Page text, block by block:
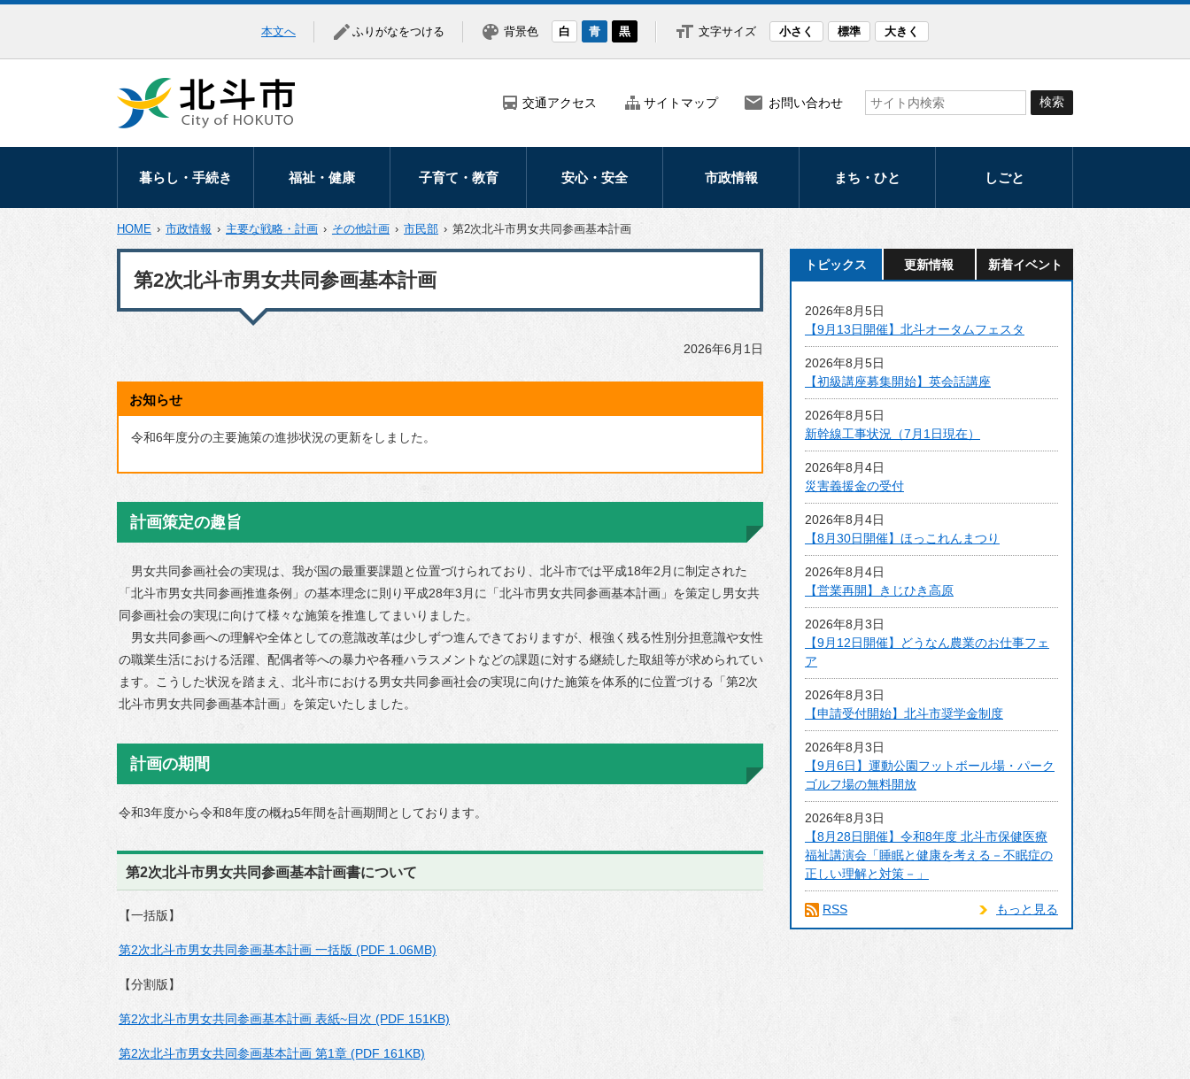
本文へ ふりがなをつける 背景色 白 青 黒 文字サイズ 小さく 標準 大きく
交通アクセス サイトマップ お問い合わせ
暮らし・手続き
暮らしの相談
届出・証明
コミュニティ
川・道路
上下水道
情報化推進
多様な性の取り組
物価高騰等対策生
福祉・健康
高齢者福祉
医療助成
補助制度
子育て・教育
妊娠・出産
子育て支援
安心・安全
防災
市政情報
広報・広聴
個人情報保護
例規集
まち・ひと
まつり・イベント
文化
音楽のまち・ほく
と
しごと
労働支援
入札・契約
HOME › 市政情報 › 主要な戦略・計画 › その他計画 › 市民部 › 第2次北斗市男女共同参画基本計画
第2次北斗市男女共同参画基本計画
2026年6月1日
お知らせ
令和6年度分の主要施策の進捗状況の更新をしました。
計画策定の趣旨
男女共同参画社会の実現は、我が国の最重要課題と位置づけられており、北斗市では平成18年2月に制定された
「北斗市男女共同参画推進条例」の基本理念に則り平成28年3月に「北斗市男女共同参画基本計画」を策定し男女共
同参画社会の実現に向けて様々な施策を推進してまいりました。
男女共同参画への理解や全体としての意識改革は少しずつ進んできておりますが、根強く残る性別分担意識や女性
の職業生活における活躍、配偶者等への暴力や各種ハラスメントなどの課題に対する継続した取組等が求められてい
ます。こうした状況を踏まえ、北斗市における男女共同参画社会の実現に向けた施策を体系的に位置づける「第2次
北斗市男女共同参画基本計画」を策定いたしました。
計画の期間
令和3年度から令和8年度の概ね5年間を計画期間としております。
第2次北斗市男女共同参画基本計画書について
【一括版】
第2次北斗市男女共同参画基本計画 一括版 (PDF 1.06MB)
【分割版】
第2次北斗市男女共同参画基本計画 表紙~目次 (PDF 151KB)
第2次北斗市男女共同参画基本計画 第1章 (PDF 161KB)
トピックス 更新情報 新着イベント
2026年8月5日
【9月13日開催】北斗オータムフェスタ
2026年8月5日
【初級講座募集開始】英会話講座
2026年8月5日
新幹線工事状況（7月1日現在）
2026年8月4日
災害義援金の受付
2026年8月4日
【8月30日開催】ほっこれんまつり
2026年8月4日
【営業再開】きじひき高原
2026年8月3日
【9月12日開催】どうなん農業のお仕事フェ
ア
2026年8月3日
【申請受付開始】北斗市奨学金制度
2026年8月3日
【9月6日】運動公園フットボール場・パーク
ゴルフ場の無料開放
2026年8月3日
【8月28日開催】令和8年度 北斗市保健医療
福祉講演会「睡眠と健康を考える－不眠症の
正しい理解と対策－」
もっと見る
RSS